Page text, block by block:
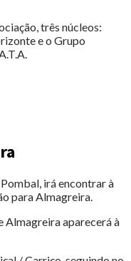
três núcleos:
e o Grupo
irá encontrar à
para Almagreira.
Almagreira aparecerá à